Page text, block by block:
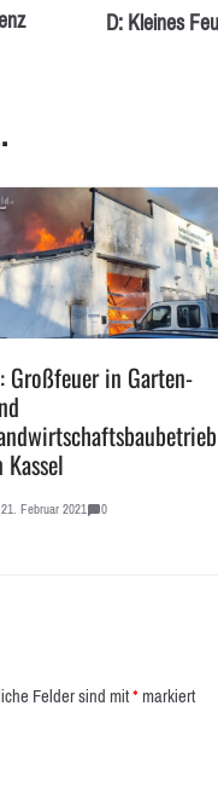
D: Kleines
Großfeuer in Garten-
Kassel
21. Februar 2021 0
Felder sind mit*markiert